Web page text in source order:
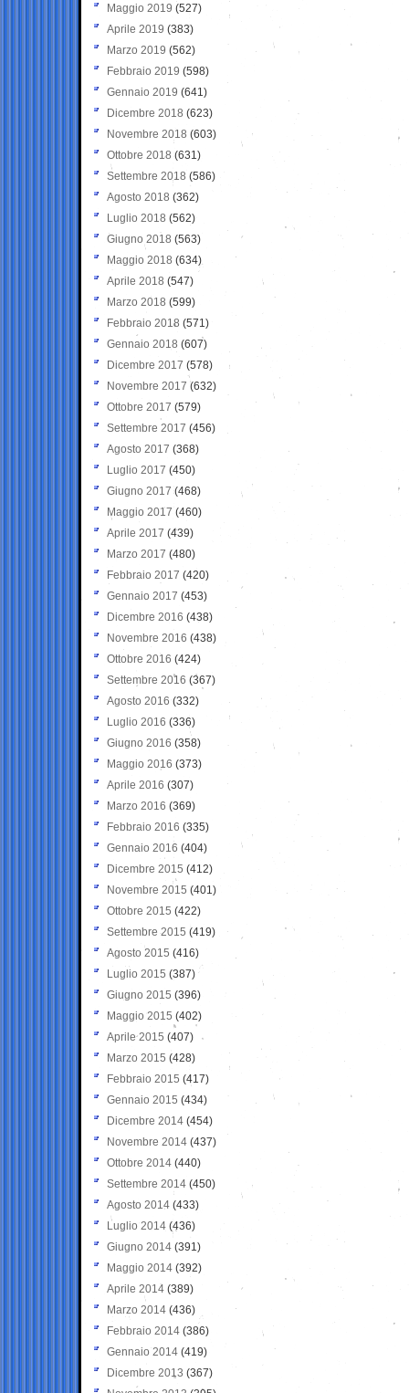
Maggio 2019 (527)
Aprile 2019 (383)
Marzo 2019 (562)
Febbraio 2019 (598)
Gennaio 2019 (641)
Dicembre 2018 (623)
Novembre 2018 (603)
Ottobre 2018 (631)
Settembre 2018 (586)
Agosto 2018 (362)
Luglio 2018 (562)
Giugno 2018 (563)
Maggio 2018 (634)
Aprile 2018 (547)
Marzo 2018 (599)
Febbraio 2018 (571)
Gennaio 2018 (607)
Dicembre 2017 (578)
Novembre 2017 (632)
Ottobre 2017 (579)
Settembre 2017 (456)
Agosto 2017 (368)
Luglio 2017 (450)
Giugno 2017 (468)
Maggio 2017 (460)
Aprile 2017 (439)
Marzo 2017 (480)
Febbraio 2017 (420)
Gennaio 2017 (453)
Dicembre 2016 (438)
Novembre 2016 (438)
Ottobre 2016 (424)
Settembre 2016 (367)
Agosto 2016 (332)
Luglio 2016 (336)
Giugno 2016 (358)
Maggio 2016 (373)
Aprile 2016 (307)
Marzo 2016 (369)
Febbraio 2016 (335)
Gennaio 2016 (404)
Dicembre 2015 (412)
Novembre 2015 (401)
Ottobre 2015 (422)
Settembre 2015 (419)
Agosto 2015 (416)
Luglio 2015 (387)
Giugno 2015 (396)
Maggio 2015 (402)
Aprile 2015 (407)
Marzo 2015 (428)
Febbraio 2015 (417)
Gennaio 2015 (434)
Dicembre 2014 (454)
Novembre 2014 (437)
Ottobre 2014 (440)
Settembre 2014 (450)
Agosto 2014 (433)
Luglio 2014 (436)
Giugno 2014 (391)
Maggio 2014 (392)
Aprile 2014 (389)
Marzo 2014 (436)
Febbraio 2014 (386)
Gennaio 2014 (419)
Dicembre 2013 (367)